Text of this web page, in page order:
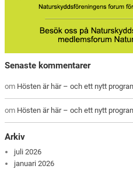
Senaste kommentarer
om Hösten är här – och ett nytt
om Hösten är här – och ett nytt
Arkiv
juli 2026
januari 2026